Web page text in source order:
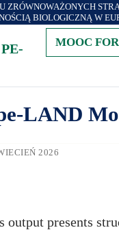
ZRÓWNOWAŻONYCH
BIOLOGICZNĄ W
MOOC
LAND
2026
output presents